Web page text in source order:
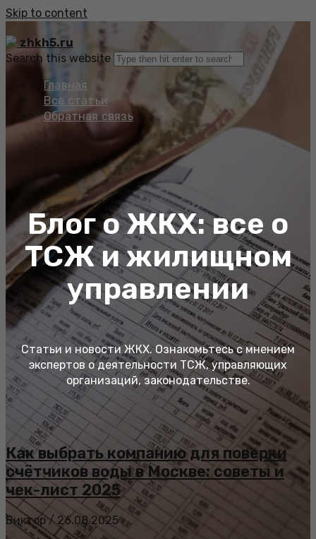
Skip to content
zhkh5.ru
Search this website
Главная
Все статьи
Обратная связь
Блог о ЖКХ: все о
ТСЖ и жилищном
управлении
Статьи и новости ЖКХ. Ознакомьтесь с мнением
экспертов о деятельности ТСЖ, управляющих
организаций, законодательстве.
Как выбрать компанию для поверки
счётчиков воды в Москве: советы и
чек-лист 2025
Виктор / 26.08.2025